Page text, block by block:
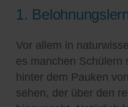
1.
Vor allem in
es manchen Schülern
hinter dem Pauken
sehen, der über den